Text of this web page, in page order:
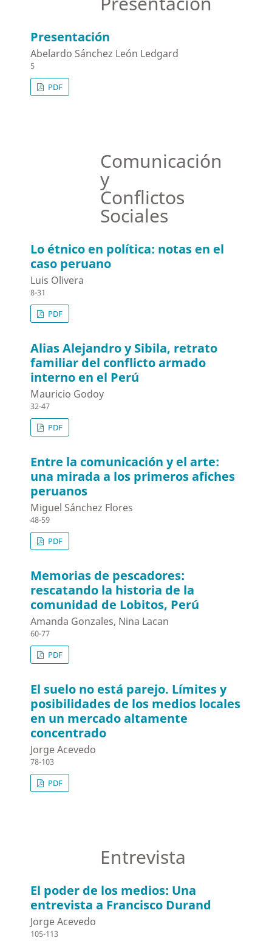
Presentación
Abelardo Sánchez León Ledgard
5
PDF
Comunicación
y
Conflictos
Sociales
Lo étnico en política: notas en el
caso peruano
Luis Olivera
8-31
PDF
Alias Alejandro y Sibila, retrato
familiar del conflicto armado
interno en el Perú
Mauricio Godoy
32-47
PDF
Entre la comunicación y el arte:
una mirada a los primeros afiches
peruanos
Miguel Sánchez Flores
48-59
PDF
Memorias de pescadores:
rescatando la historia de la
comunidad de Lobitos, Perú
Amanda Gonzales, Nina Lacan
60-77
PDF
El suelo no está parejo. Límites y
posibilidades de los medios locales
en un mercado altamente
concentrado
Jorge Acevedo
78-103
PDF
Entrevista
El poder de los medios: Una
entrevista a Francisco Durand
Jorge Acevedo
105-113